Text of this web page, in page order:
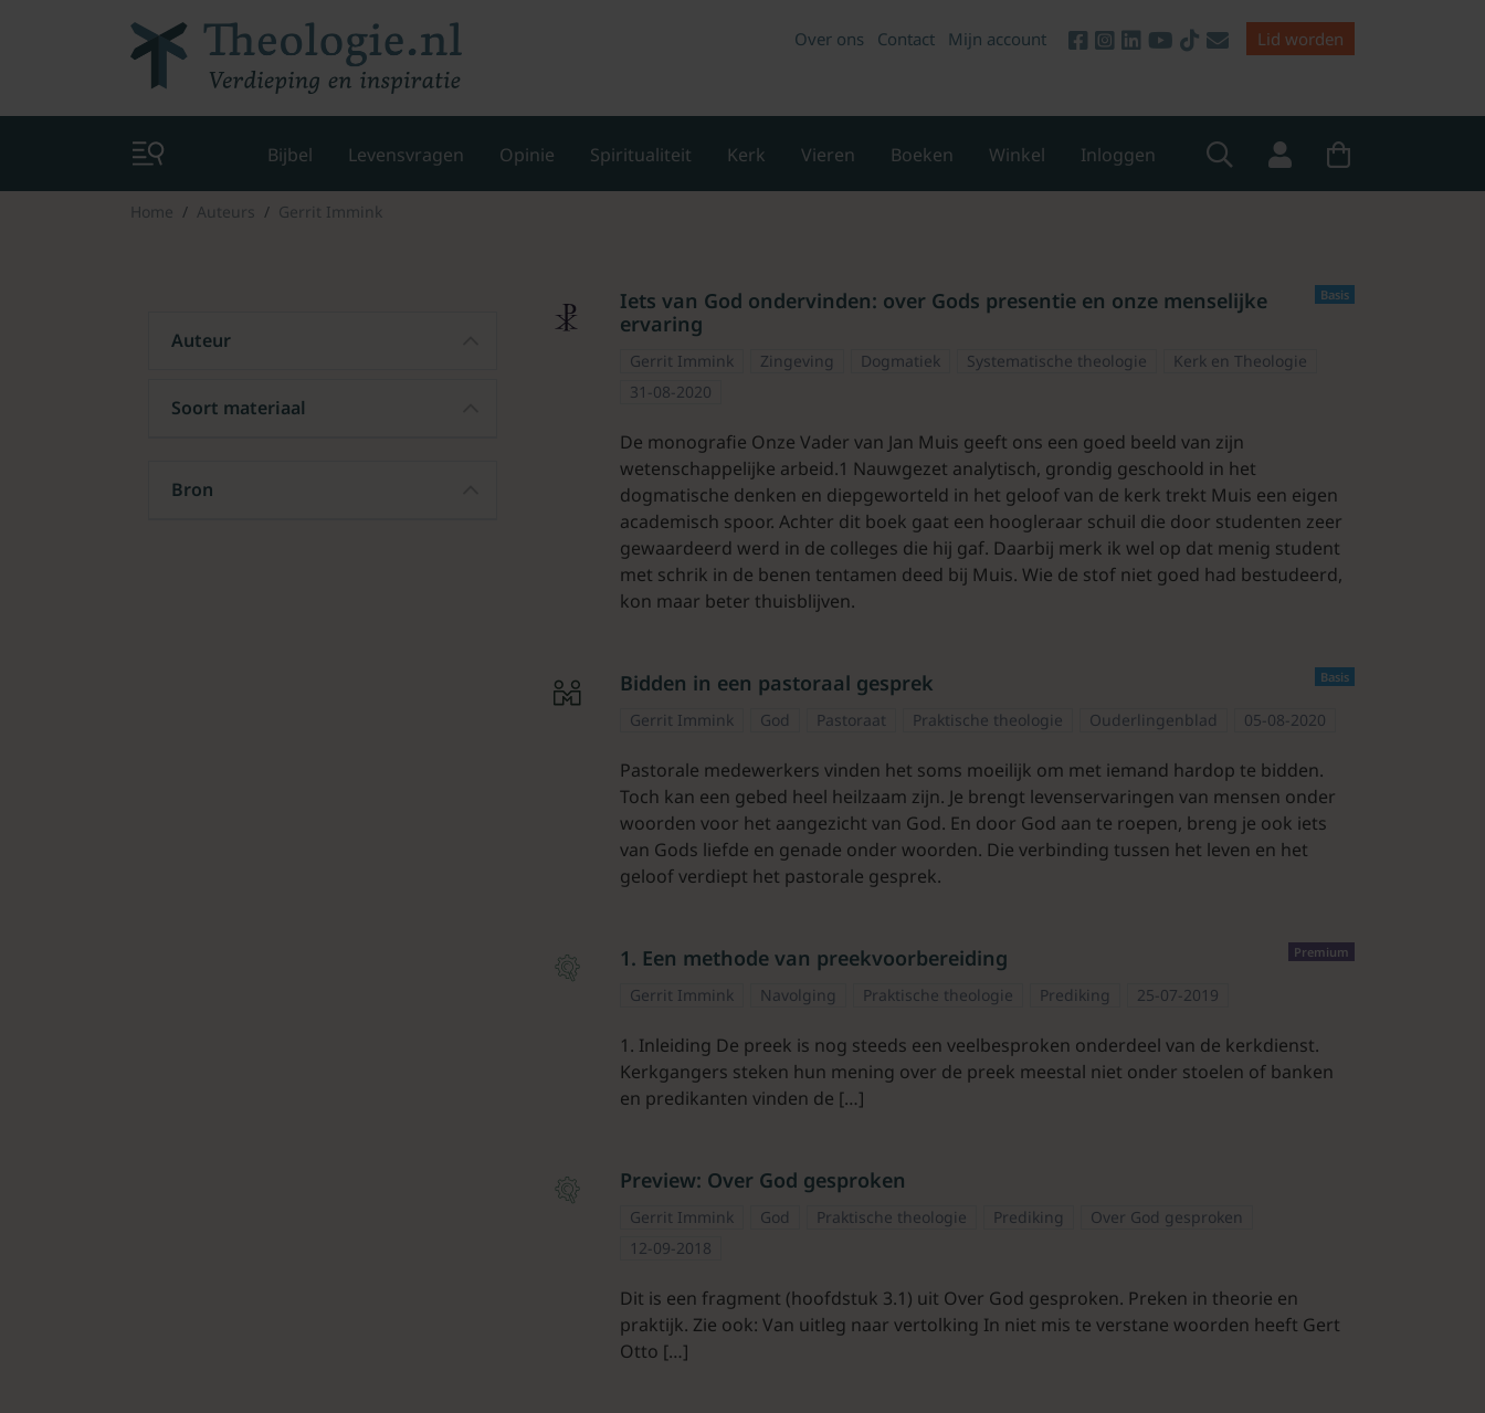
Over ons Contact Mijn account Lid worden
Bijbel Levensvragen Opinie Spiritualiteit Kerk Vieren Boeken Winkel Inloggen
Home Auteurs Gerrit Immink
Auteur
Soort materiaal
Bron
Basis
Iets van God ondervinden: over Gods presentie en onze menselijke
ervaring
Gerrit Immink Zingeving Dogmatiek Systematische theologie
Kerk en Theologie
31-08-2020
De monografie Onze Vader van Jan Muis geeft ons een goed beeld van zijn
wetenschappelijke arbeid.1 Nauwgezet analytisch, grondig geschoold in het
dogmatische denken en diepgeworteld in het geloof van de kerk trekt Muis een eigen
academisch spoor. Achter dit boek gaat een hoogleraar schuil die door studenten zeer
gewaardeerd werd in de colleges die hij gaf. Daarbij merk ik wel op dat menig student
met schrik in de benen tentamen deed bij Muis. Wie de stof niet goed had bestudeerd,
kon maar beter thuisblijven.
Basis
Bidden in een pastoraal gesprek
Gerrit Immink God Pastoraat Praktische theologie Ouderlingenblad 05-08-2020
Pastorale medewerkers vinden het soms moeilijk om met iemand hardop te bidden.
Toch kan een gebed heel heilzaam zijn. Je brengt levenservaringen van mensen onder
woorden voor het aangezicht van God. En door God aan te roepen, breng je ook iets
van Gods liefde en genade onder woorden. Die verbinding tussen het leven en het
geloof verdiept het pastorale gesprek.
Premium
1. Een methode van preekvoorbereiding
Gerrit Immink Navolging Praktische theologie Prediking 25-07-2019
1. Inleiding De preek is nog steeds een veelbesproken onderdeel van de kerkdienst.
Kerkgangers steken hun mening over de preek meestal niet onder stoelen of banken
en predikanten vinden de […]
Preview: Over God gesproken
Gerrit Immink God Praktische theologie Prediking
Over God gesproken
12-09-2018
Dit is een fragment (hoofdstuk 3.1) uit Over God gesproken. Preken in theorie en
praktijk. Zie ook: Van uitleg naar vertolking In niet mis te verstane woorden heeft Gert
Otto […]